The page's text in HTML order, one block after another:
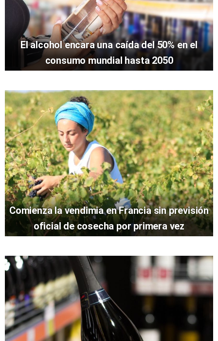
El alcohol encara una caída del 50% en el
consumo mundial hasta 2050
Comienza la vendimia en Francia sin previsión
oficial de cosecha por primera vez